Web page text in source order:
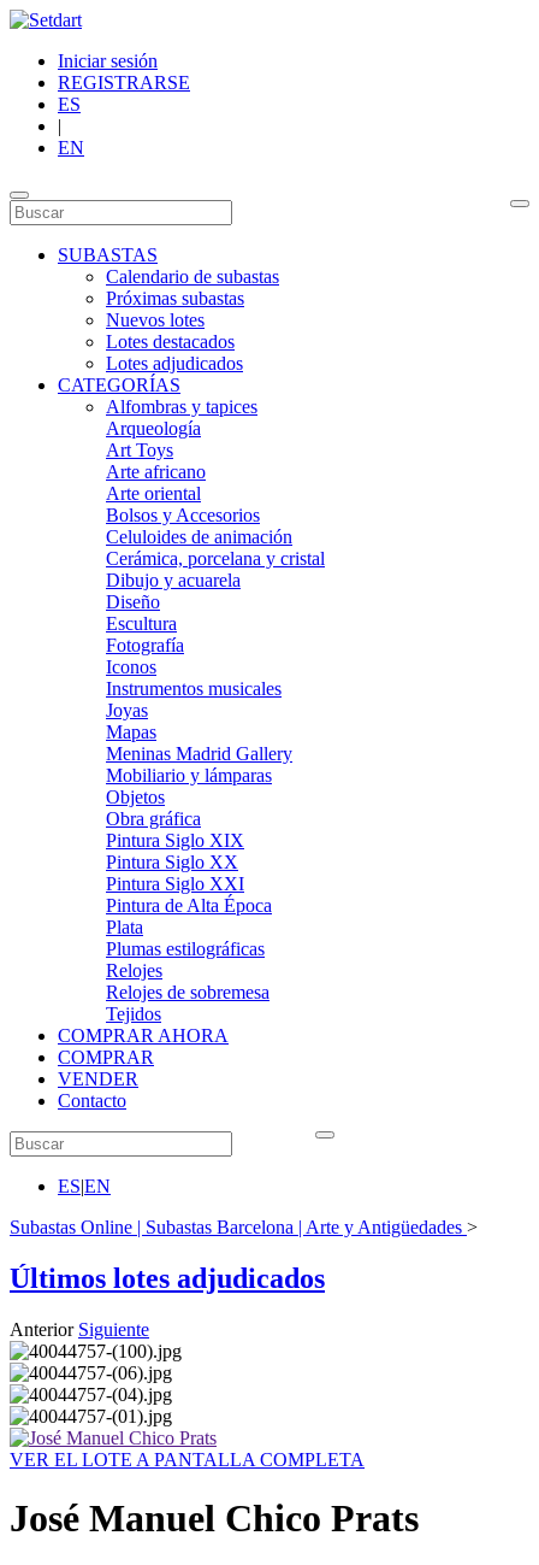
Iniciar sesión
REGISTRARSE
ES
|
EN
SUBASTAS
Calendario de subastas
Próximas subastas
Nuevos lotes
Lotes destacados
Lotes adjudicados
CATEGORÍAS
Alfombras y tapices
Arqueología
Art Toys
Arte africano
Arte oriental
Bolsos y Accesorios
Celuloides de animación
Cerámica, porcelana y cristal
Dibujo y acuarela
Diseño
Escultura
Fotografía
Iconos
Instrumentos musicales
Joyas
Mapas
Meninas Madrid Gallery
Mobiliario y lámparas
Objetos
Obra gráfica
Pintura Siglo XIX
Pintura Siglo XX
Pintura Siglo XXI
Pintura de Alta Época
Plata
Plumas estilográficas
Relojes
Relojes de sobremesa
Tejidos
COMPRAR AHORA
COMPRAR
VENDER
Contacto
ES|EN
Subastas Online | Subastas Barcelona | Arte y Antigüedades >
Últimos lotes adjudicados
Anterior Siguiente
VER EL LOTE A PANTALLA COMPLETA
José Manuel Chico Prats